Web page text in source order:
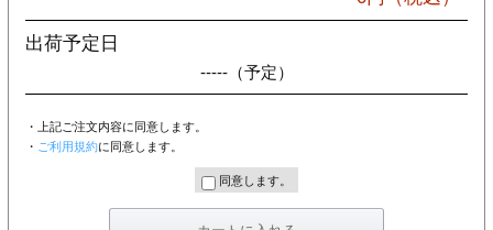
出荷予定日
-----（予定）
・上記ご注文内容に同意します。
・ ご利用規約に同意します。
同意します。